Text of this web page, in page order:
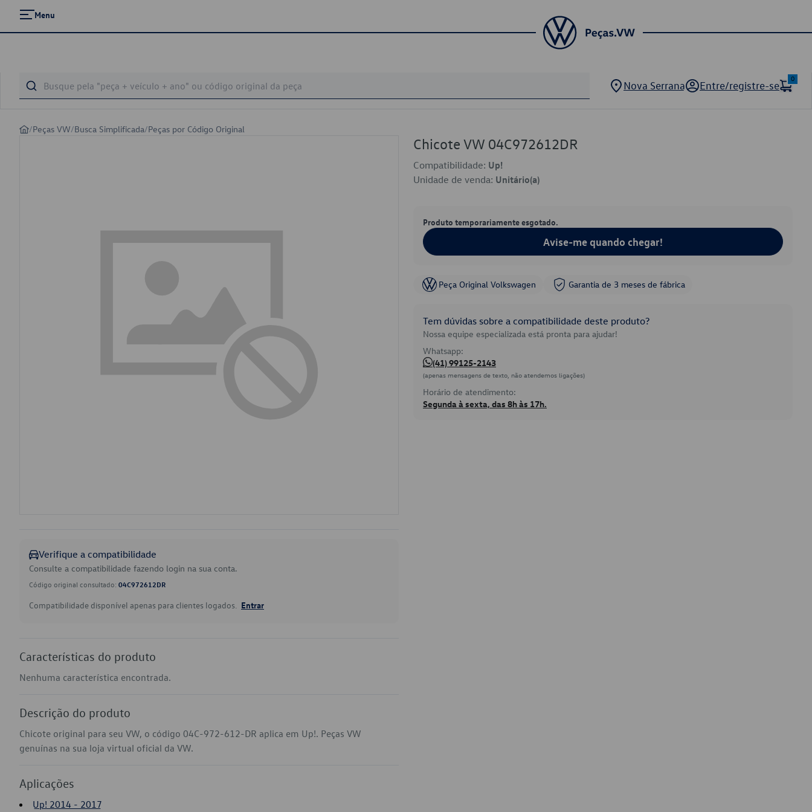
Menu
Nova Serrana Entre/registre-se
0
/Peças VW/Busca Simplificada/Peças por Código Original
Verifique a compatibilidade
Consulte a compatibilidade fazendo login na sua conta.
Código original consultado: 04C972612DR
Compatibilidade disponível apenas para clientes logados. Entrar
Características do produto
Nenhuma característica encontrada.
Descrição do produto
Chicote original para seu VW, o código 04C-972-612-DR aplica em Up!. Peças VW
genuínas na sua loja virtual oficial da VW.
Aplicações
Up! 2014 - 2017
Chicote VW 04C972612DR
Compatibilidade: Up!
Unidade de venda: Unitário(a)
Produto temporariamente esgotado.
Avise-me quando chegar!
Peça Original Volkswagen Garantia de 3 meses de fábrica
Tem dúvidas sobre a compatibilidade deste produto?
Nossa equipe especializada está pronta para ajudar!
Whatsapp:
(41) 99125-2143
(apenas mensagens de texto, não atendemos ligações)
Horário de atendimento:
Segunda à sexta, das 8h às 17h.